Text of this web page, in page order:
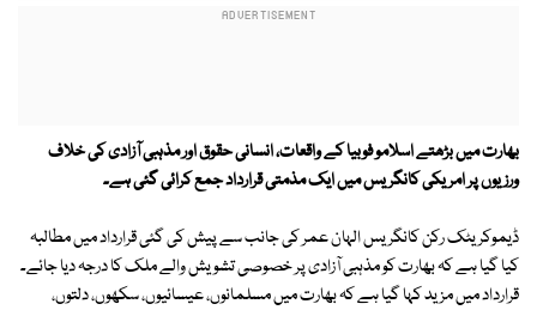
بھارت میں بڑھتے اسلامو فوبیا کے واقعات، انسانی حقوق اور مذہبی آزادی کی خلاف
ورزیوں پر امریکی کانگریس میں ایک مذمتی قرارداد جمع کرائی گئی ہے۔
ڈیموکریٹک رکن کانگریس الہان عمر کی جانب سے پیش کی گئی قرارداد میں مطالبہ
کیا گیا ہے کہ بھارت کو مذہبی آزادی پر خصوصی تشویش والے ملک کا درجہ دیا جائے۔
قرارداد میں مزید کہا گیا ہے کہ بھارت میں مسلمانوں، عیسائیوں، سکھوں، دلتوں،